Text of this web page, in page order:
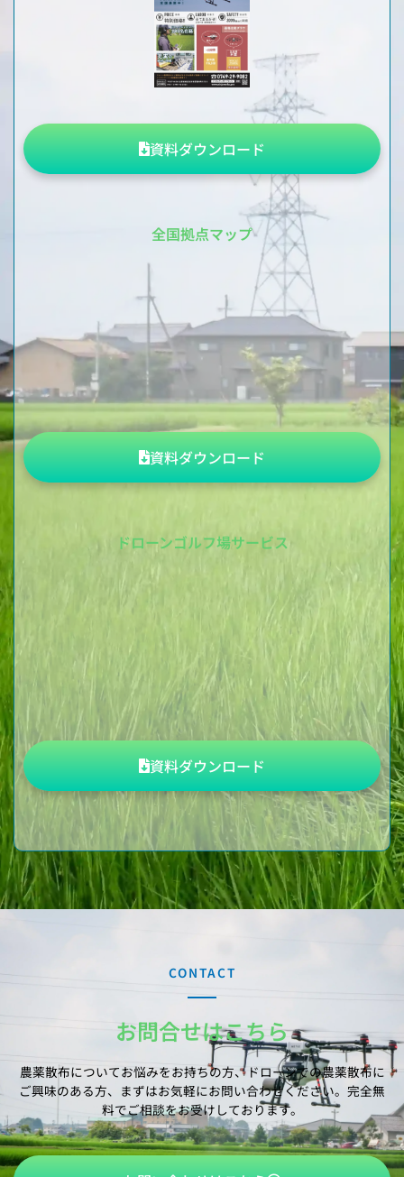
資料ダウンロード
全国拠点マップ
資料ダウンロード
ドローンゴルフ場サービス
資料ダウンロード
CONTACT
お問合せはこちら
農薬散布についてお悩みをお持ちの方、ドローンでの農薬散布に
ご興味のある方、 まずはお気軽にお問い合わせください。完全無
料でご相談をお受けしております。